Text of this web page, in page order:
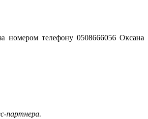
номером телефону 0508666056 Оксана
партнера.